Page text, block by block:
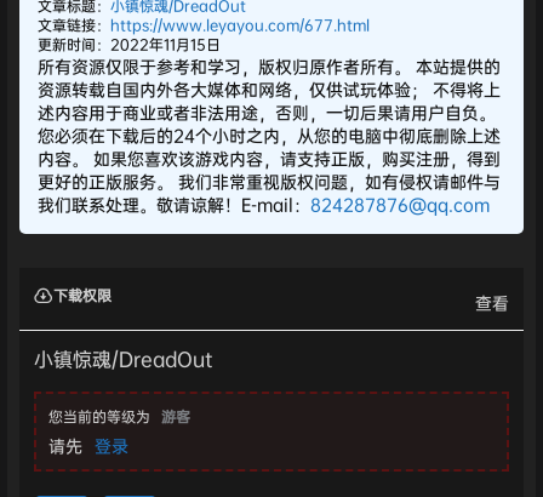
文章标题： 小镇惊魂/DreadOut
文章链接： https://www.leyayou.com/677.html
更新时间：2022年11月15日
所有资源仅限于参考和学习，版权归原作者所有。 本站提供的
资源转载自国内外各大媒体和网络，仅供试玩体验； 不得将上
述内容用于商业或者非法用途，否则，一切后果请用户自负。
您必须在下载后的24个小时之内，从您的电脑中彻底删除上述
内容。 如果您喜欢该游戏内容，请支持正版，购买注册，得到
更好的正版服务。 我们非常重视版权问题，如有侵权请邮件与
我们联系处理。敬请谅解！E-mail： 824287876@qq.com
下载权限 查看
小镇惊魂/DreadOut
您当前的等级为 游客
请先 登录